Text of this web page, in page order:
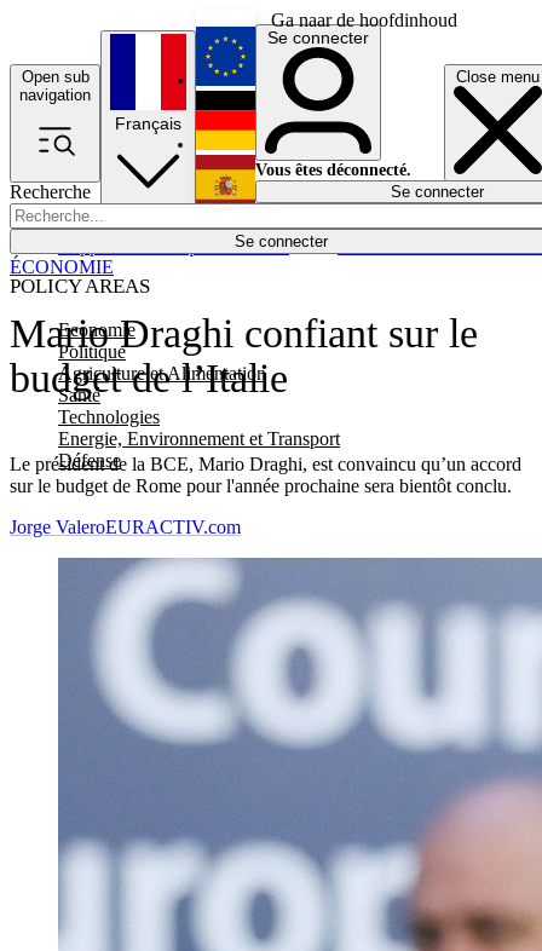
Ga naar de hoofdinhoud
Open sub
navigation
Close menu
Recherche
Se connecter
POLICY AREAS
Economie
Politique
Agriculture et Alimentation
Santé
Technologies
Energie, Environnement et Transport
Défense
Économie
Français
English
Deutsch
Español
Se connecter
Vous êtes déconnecté.
Se connecter
Mario Draghi confiant sur le
budget de l’Italie
Le président de la BCE, Mario Draghi, est convaincu qu’un accord
sur le budget de Rome pour l'année prochaine sera bientôt conclu.
ÉCONOMIE
Jorge ValeroEURACTIV.com